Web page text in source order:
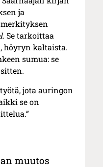
ja
. Se tarkoittaa
höyryn kaltaista.
sumua: se
jota auringon
se on
muutos